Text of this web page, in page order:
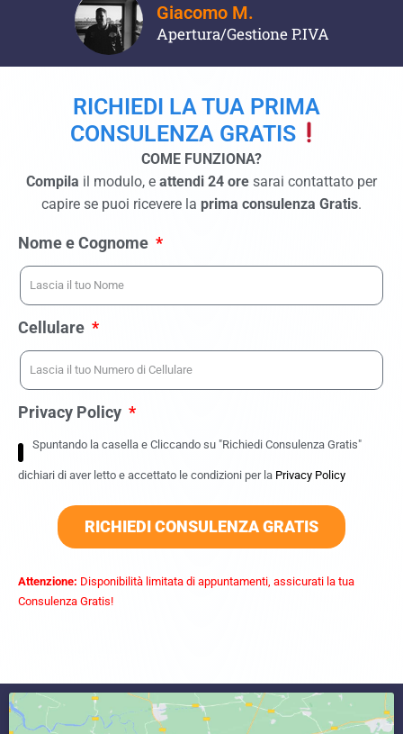
Giacomo M.
Apertura/Gestione P.IVA
RICHIEDI LA TUA PRIMA
CONSULENZA GRATIS
COME FUNZIONA?
Compila il modulo, e attendi 24 ore sarai contattato per
capire se puoi ricevere la prima consulenza Gratis.
Nome e Cognome
Cellulare
Privacy Policy
Spuntando la casella e Cliccando su "Richiedi Consulenza Gratis"
dichiari di aver letto e accettato le condizioni per la Privacy Policy
RICHIEDI CONSULENZA GRATIS
Attenzione: Disponibilità limitata di appuntamenti, assicurati la tua
Consulenza Gratis!